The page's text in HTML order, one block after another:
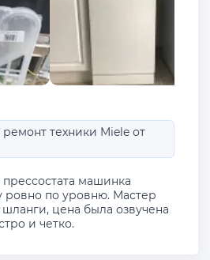
техники Miele от
машинка
ровно по уровню. Мастер
цена была озвучена
и четко.